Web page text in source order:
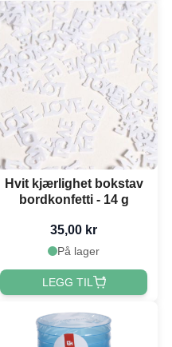
Hvit kjærlighet bokstav
bordkonfetti - 14 g
35,00 kr
På lager
LEGG TIL